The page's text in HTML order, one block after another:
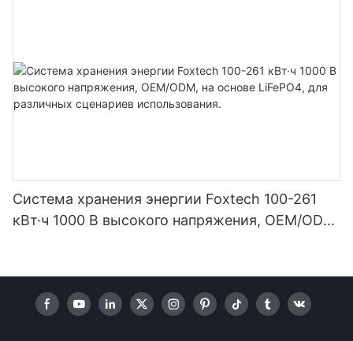
Система хранения энергии Foxtech 100-261
кВт·ч 1000 В высокого напряжения, OEM/ODM,